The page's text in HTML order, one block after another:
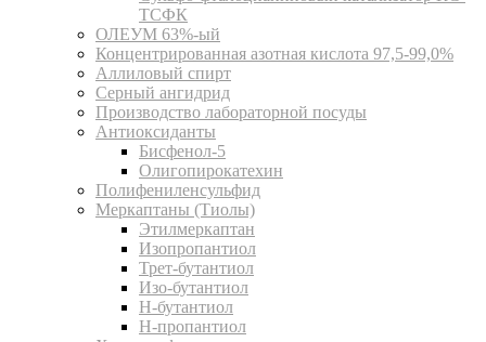
ТСФК
ОЛЕУМ 63%-ый
Концентрированная азотная кислота 97,5-99,0%
Аллиловый спирт
Серный ангидрид
Производство лабораторной посуды
Антиоксиданты
Бисфенол-5
Олигопирокатехин
Полифениленсульфид
Меркаптаны (Тиолы)
Этилмеркаптан
Изопропантиол
Трет-бутантиол
Изо-бутантиол
Н-бутантиол
Н-пропантиол